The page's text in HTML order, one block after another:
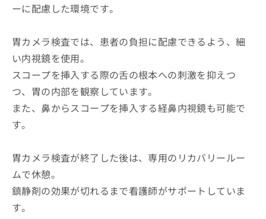
ーに配慮した環境です。
胃カメラ検査では、患者の負担に配慮できるよう、細
い内視鏡を使用。
スコープを挿入する際の舌の根本への刺激を抑えつ
つ、胃の内部を観察しています。
また、鼻からスコープを挿入する経鼻内視鏡も可能で
す。
胃カメラ検査が終了した後は、専用のリカバリールー
ムで休憩。
鎮静剤の効果が切れるまで看護師がサポートしていま
す。